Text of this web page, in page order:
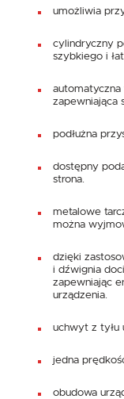
umożliwia
cylindryczny
szybkiego i
automatyczna
zapewniająca
podłużna
dostępny
strona.
metalowe
można
dzięki
i dźwignia
zapewniając
urządzenia.
uchwyt z tyłu
jedna
obudowa